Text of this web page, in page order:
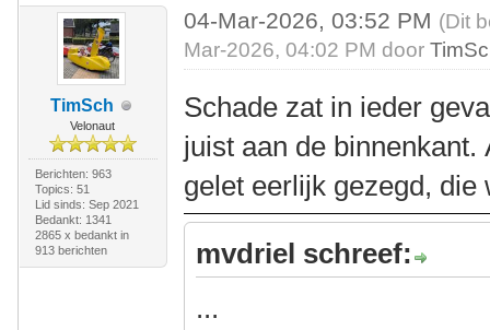
TimSch
Velonaut
Berichten: 963
Topics: 51
Lid sinds: Sep 2021
Bedankt: 1341
2865 x bedankt in
913 berichten
04-Mar-2026, 03:52 PM (Dit
Mar-2026, 04:02 PM door
Schade zat in ieder
juist aan de
gelet eerlijk gezegd, die
mvdriel schreef:
...